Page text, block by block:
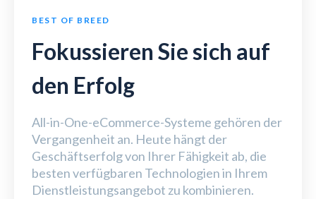
BEST OF BREED
Fokussieren Sie sich auf
den Erfolg
All-in-One-eCommerce-Systeme gehören der
Vergangenheit an. Heute hängt der
Geschäftserfolg von Ihrer Fähigkeit ab, die
besten verfügbaren Technologien in Ihrem
Dienstleistungsangebot zu kombinieren.